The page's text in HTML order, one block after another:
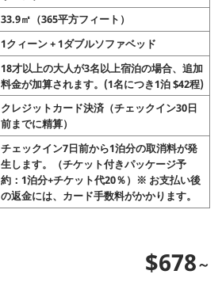
33.9㎡（365平方フィート）
1クィーン + 1ダブルソファベッド
18才以上の大人が3名以上宿泊の場合、追加
料金が加算されます。(1名につき1泊 $42程)
クレジットカード決済（チェックイン30日
前までに精算）
チェックイン7日前から1泊分の取消料が発
生します。（チケット付きパッケージ予
約：1泊分+チケット代20％）※ お支払い後
の返金には、カード手数料がかかります。
$678